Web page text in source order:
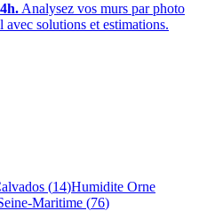
Analysez vos murs par photo
solutions et estimations.
(14)Humidite Orne
Maritime (76)